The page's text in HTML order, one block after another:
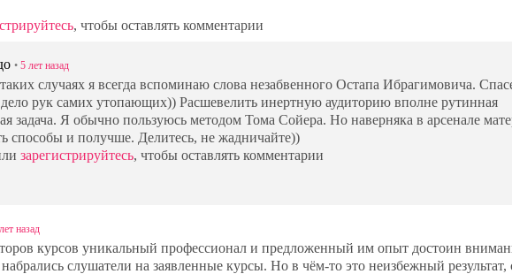
, чтобы оставлять комментарии
• 5 лет назад
случаях я всегда вспоминаю слова незабвенного Остапа Ибрагимовича.
рук самих утопающих)) Расшевелить инертную аудиторию вполне рутинная
задача. Я обычно пользуюсь методом Тома Сойера. Но наверняка в арсенале
способы и получше. Делитесь, не жадничайте))
зарегистрируйтесь, чтобы оставлять комментарии
назад
курсов уникальный профессионал и предложенный им опыт достоин
слушатели на заявленные курсы. Но в чём-то это неизбежный результат,